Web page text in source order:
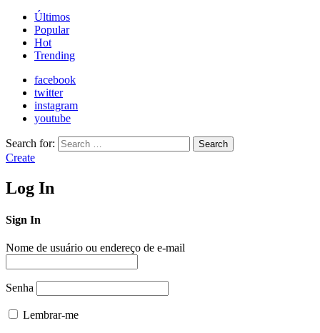
Últimos
Popular
Hot
Trending
facebook
twitter
instagram
youtube
Search for: Search
Create
Log In
Sign In
Nome de usuário ou endereço de e-mail
Senha
Lembrar-me